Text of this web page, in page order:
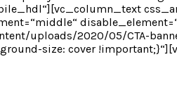
uploads/2020/05/CTA-
size: cover